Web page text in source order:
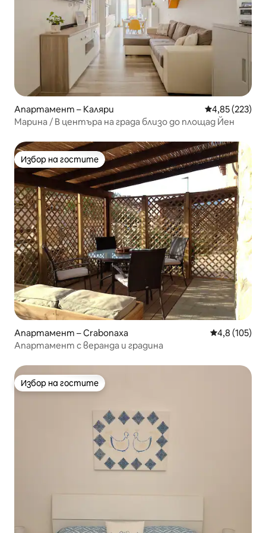
Апартамент – Каляри Средна
4,85 (223)
Марина / В центъра на града близо до площад Йен
Избор на гостите
Избор на гостите
Апартамент – Crabonaxa Средна
4,8 (105)
Апартамент с веранда и градина
Избор на гостите
Избор на гостите